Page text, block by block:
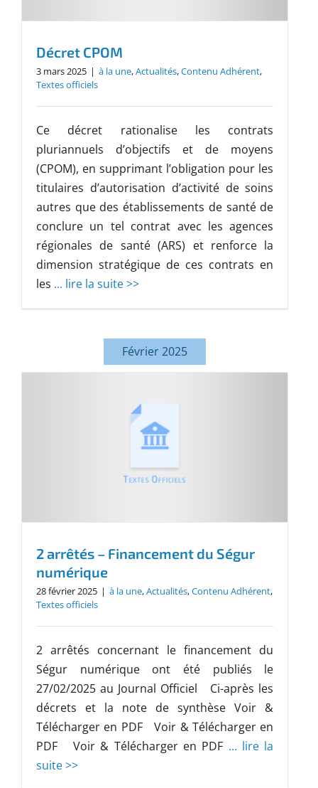
Décret CPOM
3 mars 2025 | à la une,Actualités,Contenu Adhérent,
Textes officiels
Ce décret rationalise les contrats
pluriannuels d’objectifs et de moyens
(CPOM), en supprimant l’obligation pour les
titulaires d’autorisation d’activité de soins
autres que des établissements de santé de
conclure un tel contrat avec les agences
régionales de santé (ARS) et renforce la
dimension stratégique de ces contrats en
les ... lire la suite >>
Février 2025
2 arrêtés – Financement du Ségur
numérique
28 février 2025 | à la une,Actualités,Contenu Adhérent,
Textes officiels
2 arrêtés concernant le financement du
Ségur numérique ont été publiés le
27/02/2025 au Journal Officiel Ci-après les
décrets et la note de synthèse Voir &
Télécharger en PDF Voir & Télécharger en
PDF Voir & Télécharger en PDF ... lire la
suite >>